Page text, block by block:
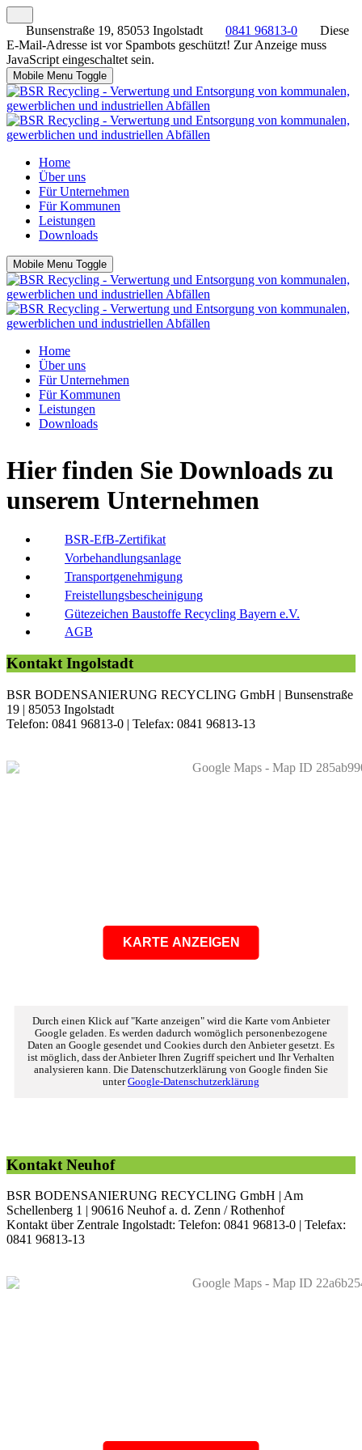
Bunsenstraße 19, 85053 Ingolstadt 0841 96813-0
Diese
E-Mail-Adresse ist vor Spambots geschützt! Zur Anzeige muss
JavaScript eingeschaltet sein.
Mobile Menu Toggle
Home
Über uns
Für Unternehmen
Für Kommunen
Leistungen
Downloads
Mobile Menu Toggle
Home
Über uns
Für Unternehmen
Für Kommunen
Leistungen
Downloads
Hier finden Sie Downloads zu
unserem Unternehmen
BSR-EfB-Zertifikat
Vorbehandlungsanlage
Transport­genehmigung
Freistellungs­bescheinigung
Gütezeichen Baustoffe Recycling Bayern e.V.
AGB
Kontakt Ingolstadt
BSR BODENSANIERUNG RECYCLING GmbH | Bunsenstraße
19 | 85053 Ingolstadt
Telefon: 0841 96813-0 | Telefax: 0841 96813-13
KARTE ANZEIGEN
Durch einen Klick auf "Karte anzeigen" wird die Karte vom Anbieter
Google geladen. Es werden dadurch womöglich personenbezogene
Daten an Google gesendet und Cookies durch den Anbieter gesetzt. Es
ist möglich, dass der Anbieter Ihren Zugriff speichert und Ihr Verhalten
analysieren kann. Die Datenschutzerklärung von Google finden Sie
unterGoogle-Datenschutzerklärung
Kontakt Neuhof
BSR BODENSANIERUNG RECYCLING GmbH | Am
Schellenberg 1 | 90616 Neuhof a. d. Zenn / Rothenhof
Kontakt über Zentrale Ingolstadt: Telefon: 0841 96813-0 | Telefax:
0841 96813-13